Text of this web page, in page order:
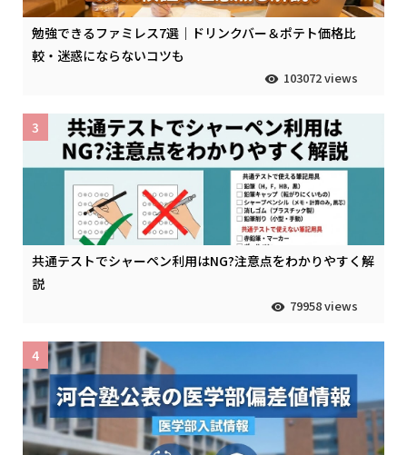
勉強できるファミレス7選｜ドリンクバー＆ポテト価格比
較・迷惑にならないコツも
103072 views
共通テストでシャーペン利用はNG?注意点をわかりやすく解
説
79958 views
3
4